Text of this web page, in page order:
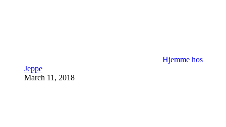
Hjemme hos
Jeppe
March 11, 2018